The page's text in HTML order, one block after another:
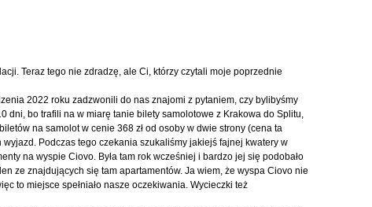
Teraz tego nie zdradzę, ale Ci, którzy czytali moje poprzednie
2022 roku zadzwonili do nas znajomi z pytaniem, czy bylibyśmy
bo trafili na w miarę tanie bilety samolotowe z Krakowa do Splitu,
na samolot w cenie 368 zł od osoby w dwie strony (cena ta
Podczas tego czekania szukaliśmy jakiejś fajnej kwatery w
na wyspie Ciovo. Była tam rok wcześniej i bardzo jej się podobało
ze znajdujących się tam apartamentów. Ja wiem, że wyspa Ciovo nie
to miejsce spełniało nasze oczekiwania. Wycieczki też